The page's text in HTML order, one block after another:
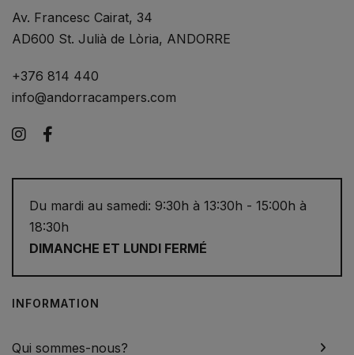
Av. Francesc Cairat, 34
AD600 St. Julià de Lòria, ANDORRE
+376 814 440
info@andorracampers.com
Instagram
Du mardi au samedi: 9:30h à 13:30h - 15:00h à
18:30h
DIMANCHE ET LUNDI FERMÉ
INFORMATION
Qui sommes-nous?